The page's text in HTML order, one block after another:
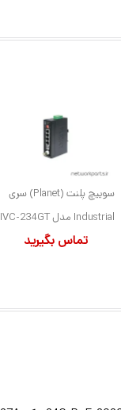
سوییچ پلنت (Planet) سری
Industrial مدل IVC-234GT
تماس بگیرید